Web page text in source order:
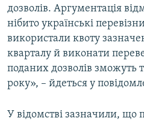
дозволів. Аргументація
нібито українські
використали квоту
кварталу й виконати
поданих дозволів зможуть
року», – йдеться у
У відомстві зазначили, що